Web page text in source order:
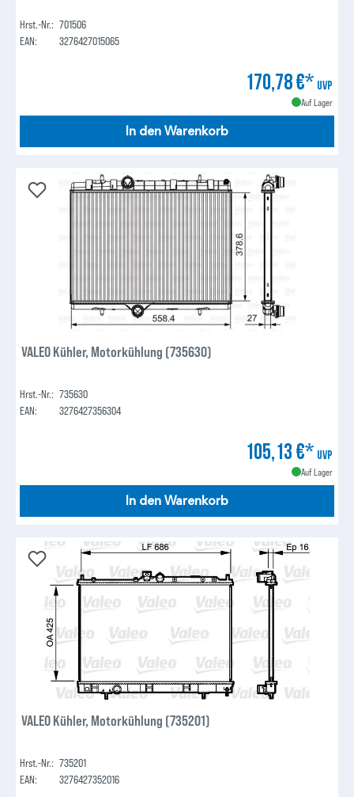
Hrst.-Nr.: 701506
EAN:
3276427015065
170,78 €* UVP
Auf Lager
In den Warenkorb
VALEO Kühler, Motorkühlung (735630)
Hrst.-Nr.: 735630
EAN:
3276427356304
105,13 €* UVP
Auf Lager
In den Warenkorb
VALEO Kühler, Motorkühlung (735201)
Hrst.-Nr.: 735201
EAN:
3276427352016